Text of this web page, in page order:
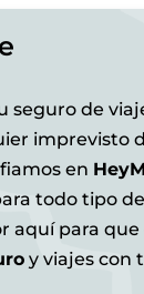
seguro de
imprevisto
en
todo tipo
aquí para
y viajes con